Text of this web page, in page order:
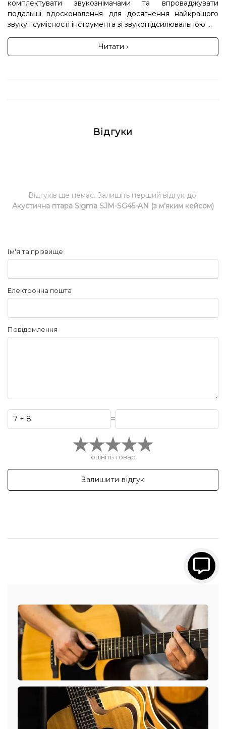
комплектувати звукознімачами та впроваджувати
подальші вдосконалення для досягнення найкращого
звуку і сумісності інструмента зі звукопідсилювальною ...
Читати ›
Відгуки
Відгуків ще немає. Залишіть перший відгук до:
Акустична гітара Sigma SJM-SG45-AN (з м'яким кейсом)
Ім'я та прізвище
Електронна пошта
Повідомлення
=
оцініть товар
Залишити відгук